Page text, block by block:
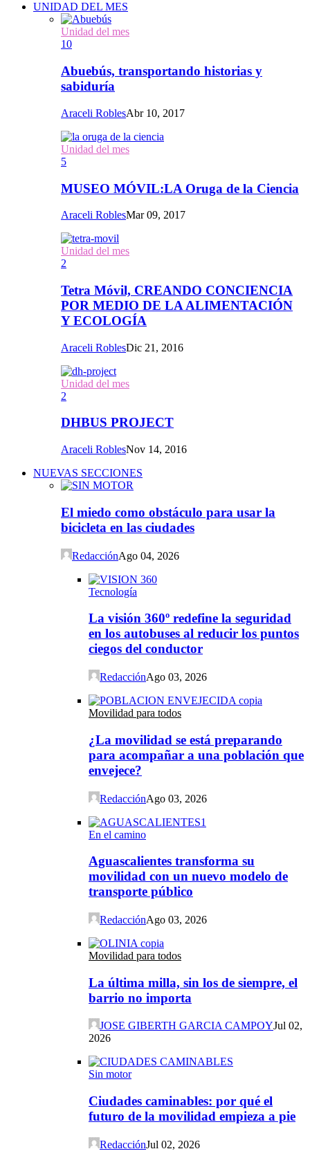
UNIDAD DEL MES
Unidad del mes
10
Abuebús, transportando historias y
sabiduría
Araceli RoblesAbr 10, 2017
Unidad del mes
5
MUSEO MÓVIL:LA Oruga de la Ciencia
Araceli RoblesMar 09, 2017
Unidad del mes
2
Tetra Móvil, CREANDO CONCIENCIA
POR MEDIO DE LA ALIMENTACIÓN
Y ECOLOGÍA
Araceli RoblesDic 21, 2016
Unidad del mes
2
DHBUS PROJECT
Araceli RoblesNov 14, 2016
NUEVAS SECCIONES
El miedo como obstáculo para usar la
bicicleta en las ciudades
RedacciónAgo 04, 2026
Tecnología
La visión 360º redefine la seguridad
en los autobuses al reducir los puntos
ciegos del conductor
RedacciónAgo 03, 2026
Movilidad para todos
¿La movilidad se está preparando
para acompañar a una población que
envejece?
RedacciónAgo 03, 2026
En el camino
Aguascalientes transforma su
movilidad con un nuevo modelo de
transporte público
RedacciónAgo 03, 2026
Movilidad para todos
La última milla, sin los de siempre, el
barrio no importa
JOSE GIBERTH GARCIA CAMPOYJul 02,
2026
Sin motor
Ciudades caminables: por qué el
futuro de la movilidad empieza a pie
RedacciónJul 02, 2026